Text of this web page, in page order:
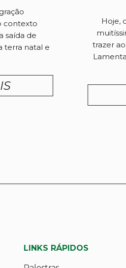
contexto
saída de
terra natal e
Hoje,
trazer
LINKS RÁPIDOS